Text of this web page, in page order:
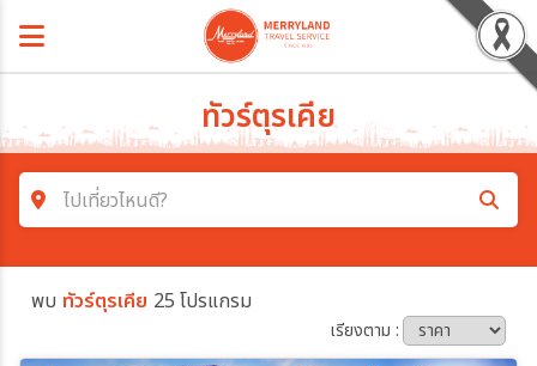
ทัวร์ตุรเคีย
ไปเที่ยวไหนดี?
ค้นหาโปรแกรมทัวร์
พบ ทัวร์ตุรเคีย 25 โปรแกรม
เรียงตาม :